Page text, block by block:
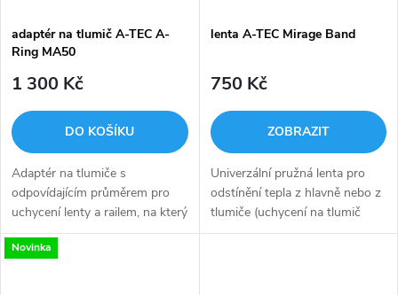
p
r
o
d
u
k
s
p
r
o
d
u
adaptér na tlumič A-TEC A-
Ring MA50
1 300 Kč
DO KOŠÍKU
Adaptér na tlumiče s
odpovídajícím průměrem pro
uchycení lenty a railem, na který
lze uchytit např. svítilnu apod.
"Zobáček" na zavěšení lenty lze
lenta A-TEC Mirage Band
750 Kč
ZOBRAZIT
Univerzální pružná lenta pro
odstínění tepla z hlavně nebo z
tlumiče (uchycení na tlumič
pomocí adaptéru A-TEC A-
Novinka